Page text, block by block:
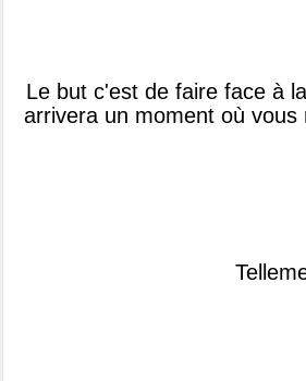
Le but c'est de faire face à
arrivera un moment où